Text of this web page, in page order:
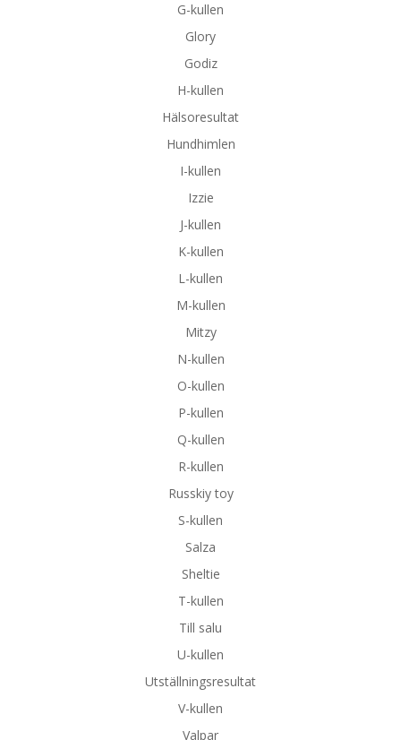
G-kullen
Glory
Godiz
H-kullen
Hälsoresultat
Hundhimlen
I-kullen
Izzie
J-kullen
K-kullen
L-kullen
M-kullen
Mitzy
N-kullen
O-kullen
P-kullen
Q-kullen
R-kullen
Russkiy toy
S-kullen
Salza
Sheltie
T-kullen
Till salu
U-kullen
Utställningsresultat
V-kullen
Valpar